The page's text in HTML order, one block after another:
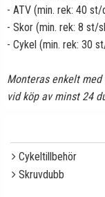
- ATV (min. rek: 40 st/
- Skor (min. rek: 8 st/
- Cykel (min. rek: 30
Monteras enkelt
vid köp av minst 24
Cykeltillbehör
Skruvdubb